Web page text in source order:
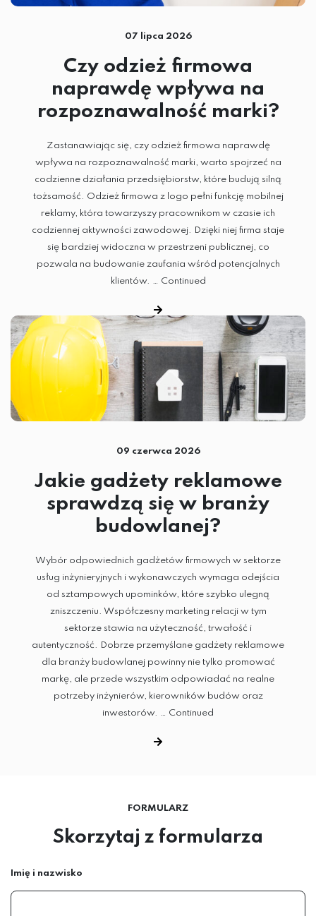
SITODRUK
CZAPKI
GADŻETY
ODZIEŻ
07 lipca 2026
Czy odzież firmowa
naprawdę wpływa na
rozpoznawalność marki?
Zastanawiając się, czy odzież firmowa naprawdę
wpływa na rozpoznawalność marki, warto spojrzeć na
codzienne działania przedsiębiorstw, które budują silną
tożsamość. Odzież firmowa z logo pełni funkcję mobilnej
reklamy, która towarzyszy pracownikom w czasie ich
codziennej aktywności zawodowej. Dzięki niej firma staje
się bardziej widoczna w przestrzeni publicznej, co
pozwala na budowanie zaufania wśród potencjalnych
klientów. …
Continued
09 czerwca 2026
Jakie gadżety reklamowe
sprawdzą się w branży
budowlanej?
Wybór odpowiednich gadżetów firmowych w sektorze
usług inżynieryjnych i wykonawczych wymaga odejścia
od sztampowych upominków, które szybko ulegną
zniszczeniu. Współczesny marketing relacji w tym
sektorze stawia na użyteczność, trwałość i
autentyczność. Dobrze przemyślane gadżety reklamowe
dla branży budowlanej powinny nie tylko promować
markę, ale przede wszystkim odpowiadać na realne
potrzeby inżynierów, kierowników budów oraz
inwestorów. … Continued
FORMULARZ
Skorzytaj z formularza
Imię i nazwisko